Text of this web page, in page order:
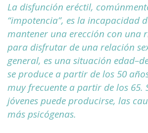
La disfunción eréctil,
“impotencia”, es la incapacidad
mantener una erección con una
para disfrutar de una relación
general, es una situación
se produce a partir de los 50
muy frecuente a partir de los 65.
jóvenes puede producirse, las
más psicógenas.